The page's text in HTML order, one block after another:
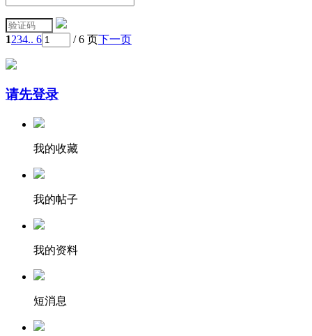
1234.. 6 / 6 页下一页
请先登录
我的收藏
我的帖子
我的资料
短消息